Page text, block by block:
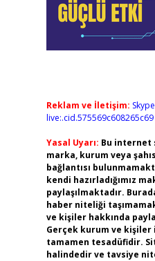
Reklam ve İletişim:
live:.cid.575569c608265c69
Yasal Uyarı: Bu internet
marka, kurum veya
bağlantısı
kendi hazırladığımız
paylaşılmaktadır.
haber niteliği
ve kişiler hakkında
Gerçek kurum ve
tamamen tesadüfidir.
halindedir ve tavsiye